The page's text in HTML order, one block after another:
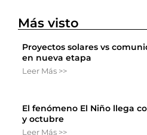
Más visto
Proyectos solares vs
en nueva etapa
Leer Más >>
El fenómeno El Niño llega
y octubre
Leer Más >>